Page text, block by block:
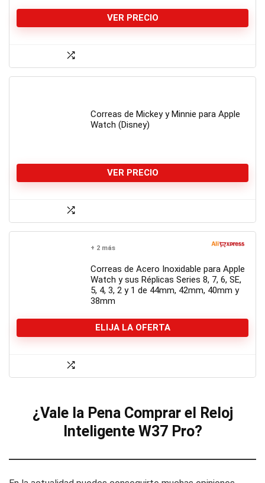
VER PRECIO
Correas de Mickey y Minnie para Apple
Watch (Disney)
VER PRECIO
+ 2 más
Correas de Acero Inoxidable para Apple
Watch y sus Réplicas Series 8, 7, 6, SE,
5, 4, 3, 2 y 1 de 44mm, 42mm, 40mm y
38mm
ELIJA LA OFERTA
¿Vale la Pena Comprar el Reloj
Inteligente W37 Pro?